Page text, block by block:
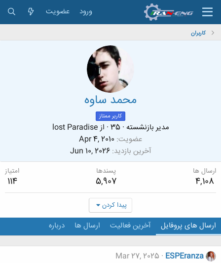
ورود عضویت
کاربران
محمد ساوه
کاربر ممتاز
مدیر بازنشسته ·
35
· ازlost Paradise
عضویت Apr 4, 2010
آخرین بازدید Jun 10, 2026
ارسال ها
4,108
پسندها
5,907
امتیاز
114
پیدا کردن
ارسال های پروفایل آخرین فعالیت ارسال ها درباره
ESPEranza
Mar 27, 2025